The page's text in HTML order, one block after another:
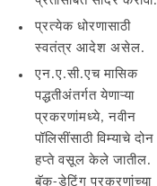
प्रत्येक धोरणासाठी
स्वतंत्र आदेश असेल.
एन.ए.सी.एच मासिक
पद्धतीअंतर्गत येणाऱ्या
प्रकरणांमध्ये, नवीन
पॉलिसींसाठी विम्याचे दोन
हप्ते वसूल केले जातील.
बॅक-डेटिंग प्रकरणांच्या